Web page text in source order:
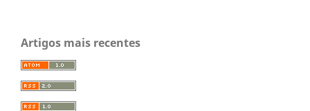
Artigos mais recentes